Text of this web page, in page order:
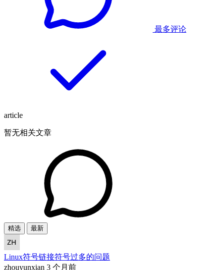
最多评论
article
暂无相关文章
精选 最新
Linux符号链接符号过多的问题
zhouyunxian 3 个月前